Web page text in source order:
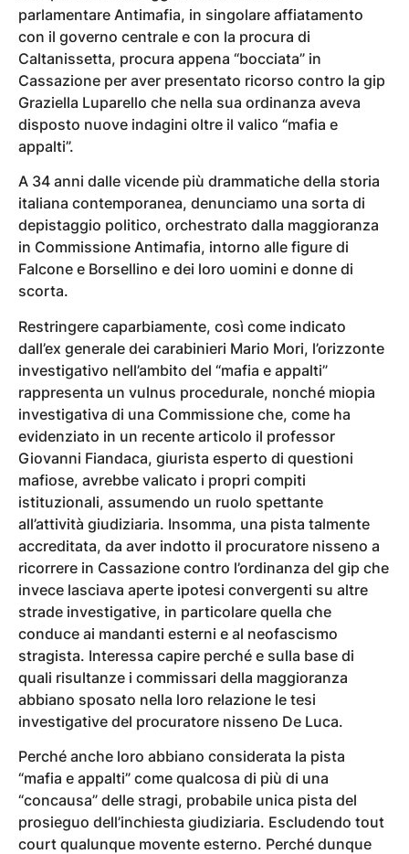
parlamentare Antimafia, in singolare affiatamento
con il governo centrale e con la procura di
Caltanissetta, procura appena “bocciata” in
Cassazione per aver presentato ricorso contro la gip
Graziella Luparello che nella sua ordinanza aveva
disposto nuove indagini oltre il valico “mafia e
appalti”.
A 34 anni dalle vicende più drammatiche della storia
italiana contemporanea, denunciamo una sorta di
depistaggio politico, orchestrato dalla maggioranza
in Commissione Antimafia, intorno alle figure di
Falcone e Borsellino e dei loro uomini e donne di
scorta.
Restringere caparbiamente, così come indicato
dall’ex generale dei carabinieri Mario Mori, l’orizzonte
investigativo nell’ambito del “mafia e appalti”
rappresenta un vulnus procedurale, nonché miopia
investigativa di una Commissione che, come ha
evidenziato in un recente articolo il professor
Giovanni Fiandaca, giurista esperto di questioni
mafiose, avrebbe valicato i propri compiti
istituzionali, assumendo un ruolo spettante
all’attività giudiziaria. Insomma, una pista talmente
accreditata, da aver indotto il procuratore nisseno a
ricorrere in Cassazione contro l’ordinanza del gip che
invece lasciava aperte ipotesi convergenti su altre
strade investigative, in particolare quella che
conduce ai mandanti esterni e al neofascismo
stragista. Interessa capire perché e sulla base di
quali risultanze i commissari della maggioranza
abbiano sposato nella loro relazione le tesi
investigative del procuratore nisseno De Luca.
Perché anche loro abbiano considerata la pista
“mafia e appalti” come qualcosa di più di una
“concausa” delle stragi, probabile unica pista del
prosieguo dell’inchiesta giudiziaria. Escludendo tout
court qualunque movente esterno. Perché dunque